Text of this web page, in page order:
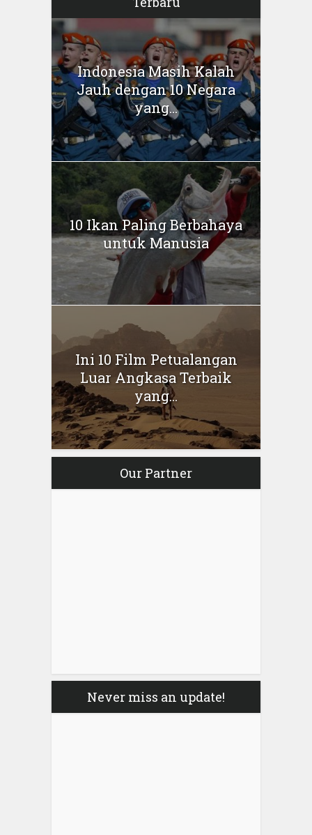
Indonesia Masih Kalah
Jauh dengan 10 Negara
yang...
10 Ikan Paling Berbahaya
untuk Manusia
Ini 10 Film Petualangan
Luar Angkasa Terbaik
yang...
Our Partner
Never miss an update!